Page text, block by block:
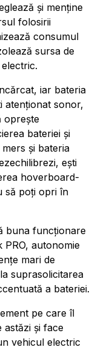
și menține
folosirii
consumul
sursa de
iar bateria
atenționat sonor,
oprește
bateriei și
și bateria
ești
hoverboard-
să poți opri în
buna funcționare
autonomie
mari de
suprasolicitarea
a bateriei.
pe care îl
și face
vehicul electric